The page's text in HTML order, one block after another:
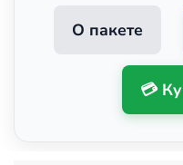
О пакете
💳